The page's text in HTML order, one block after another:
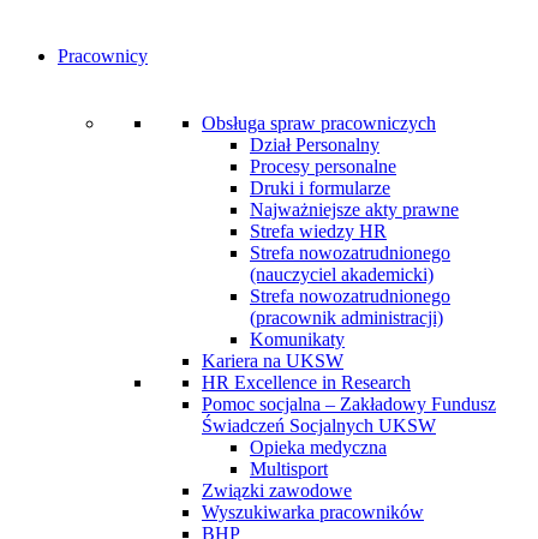
Pracownicy
Obsługa spraw pracowniczych
Dział Personalny
Procesy personalne
Druki i formularze
Najważniejsze akty prawne
Strefa wiedzy HR
Strefa nowozatrudnionego
(nauczyciel akademicki)
Strefa nowozatrudnionego
(pracownik administracji)
Komunikaty
Kariera na UKSW
HR Excellence in Research
Pomoc socjalna – Zakładowy Fundusz
Świadczeń Socjalnych UKSW
Opieka medyczna
Multisport
Związki zawodowe
Wyszukiwarka pracowników
BHP